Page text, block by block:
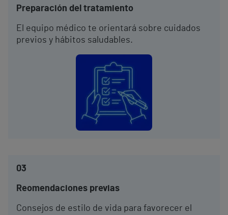
Preparación del tratamiento
El equipo médico te orientará sobre cuidados
previos y hábitos saludables.
03
Reomendaciones previas
Consejos de estilo de vida para favorecer el